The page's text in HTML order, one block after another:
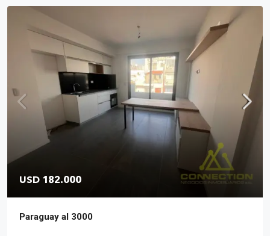
USD 182.000
Paraguay al 3000